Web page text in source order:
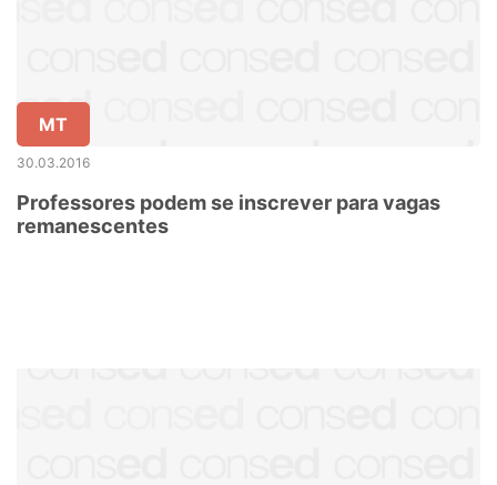
MT
30.03.2016
Professores podem se inscrever para vagas
remanescentes